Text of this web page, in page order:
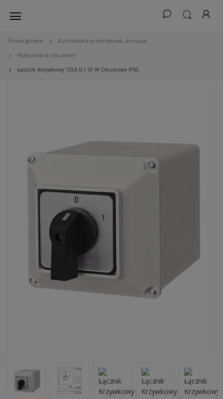
Strona główna Automatyka przemysłowa, sterująca
Wyłączniki w obudowie
Łącznik Krzywkowy 125A 0-1 3F W Obudowie IP65